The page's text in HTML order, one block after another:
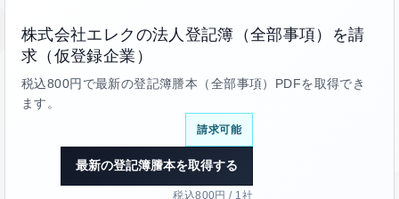
株式会社エレクの法人登記簿（全部事項）を請
求（仮登録企業）
税込800円で最新の登記簿謄本（全部事項）PDFを取得でき
ます。
請求可能
最新の登記簿謄本を取得する
税込800円 / 1社